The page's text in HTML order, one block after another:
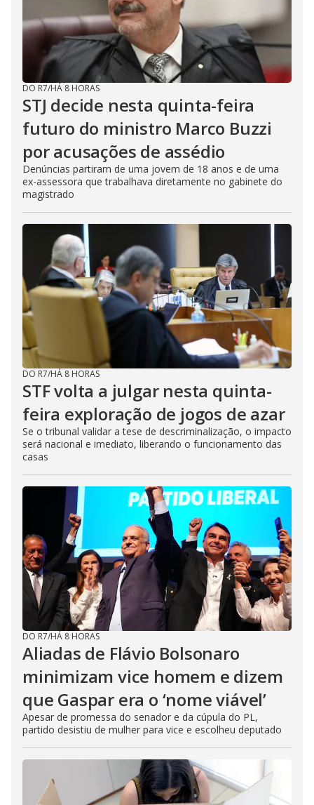
DO R7/HÁ 8 HORAS
STJ decide nesta quinta-feira
futuro do ministro Marco Buzzi
por acusações de assédio
Denúncias partiram de uma jovem de 18 anos e de uma
ex-assessora que trabalhava diretamente no gabinete do
magistrado
DO R7/HÁ 8 HORAS
STF volta a julgar nesta quinta-
feira exploração de jogos de azar
Se o tribunal validar a tese de descriminalização, o impacto
será nacional e imediato, liberando o funcionamento das
casas
DO R7/HÁ 8 HORAS
Aliadas de Flávio Bolsonaro
minimizam vice homem e dizem
que Gaspar era o ‘nome viável’
Apesar de promessa do senador e da cúpula do PL,
partido desistiu de mulher para vice e escolheu deputado